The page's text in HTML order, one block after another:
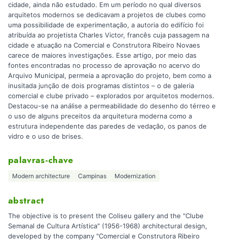
cidade, ainda não estudado. Em um período no qual diversos
arquitetos modernos se dedicavam a projetos de clubes como
uma possibilidade de experimentação, a autoria do edifício foi
atribuída ao projetista Charles Victor, francês cuja passagem na
cidade e atuação na Comercial e Construtora Ribeiro Novaes
carece de maiores investigações. Esse artigo, por meio das
fontes encontradas no processo de aprovação no acervo do
Arquivo Municipal, permeia a aprovação do projeto, bem como a
inusitada junção de dois programas distintos – o de galeria
comercial e clube privado – explorados por arquitetos modernos.
Destacou-se na análise a permeabilidade do desenho do térreo e
o uso de alguns preceitos da arquitetura moderna como a
estrutura independente das paredes de vedação, os panos de
vidro e o uso de brises.
palavras-chave
Modern architecture Campinas Modernization
abstract
The objective is to present the Coliseu gallery and the "Clube
Semanal de Cultura Artística" (1956-1968) architectural design,
developed by the company "Comercial e Construtora Ribeiro